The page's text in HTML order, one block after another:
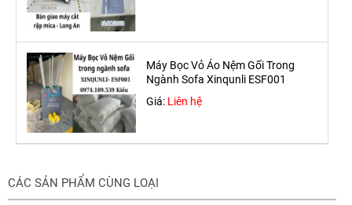
Máy Bọc Vỏ Áo Nệm Gối Trong
Ngành Sofa Xinqunli ESF001
Giá: Liên hệ
CÁC SẢN PHẨM CÙNG LOẠI